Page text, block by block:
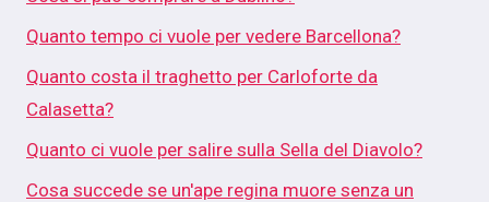
Quanto tempo ci vuole per vedere Barcellona?
Quanto costa il traghetto per Carloforte da
Calasetta?
Quanto ci vuole per salire sulla Sella del Diavolo?
Cosa succede se un'ape regina muore senza un